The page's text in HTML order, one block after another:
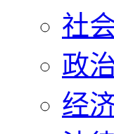
社
政
经